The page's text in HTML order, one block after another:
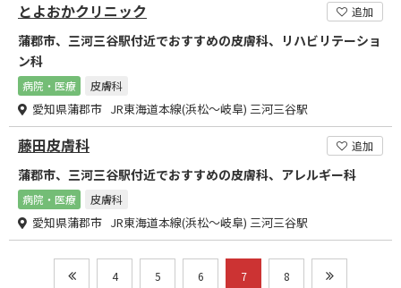
とよおかクリニック 追加
蒲郡市、三河三谷駅付近でおすすめの皮膚科、リハビリテーショ
ン科
病院・医療 皮膚科
愛知県蒲郡市 JR東海道本線(浜松～岐阜) 三河三谷駅
藤田皮膚科 追加
蒲郡市、三河三谷駅付近でおすすめの皮膚科、アレルギー科
病院・医療 皮膚科
愛知県蒲郡市 JR東海道本線(浜松～岐阜) 三河三谷駅
4 5 6 7 8